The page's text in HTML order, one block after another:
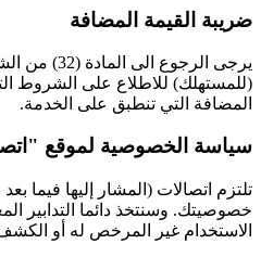
ضريبة‭ ‬القيمة‭ ‬المضافة‬‬‬‬‬‬‬‬‬‬‬‬‬‬‬‬‬‬‬‬‬‬‬‬‬‬‬‬‬‬‬‬‬‬‬‬‬‬‬‬‬‬‬‬‬‬‬‬‬‬‬‬‬‬‬‬‬‬‬‬‬‬‬‬‬‬‬‬‬‬‬‬‬‬‬‬‬‬‬‬‬‬‬‬‬‬‬‬‬‬‬‬‬‬‬‬‬‬
يرجى الرجوع
(للمستهلك) للاطلاع على الشروط
المضافة التي تنطبق على الخدمة.
سياسة الخصوصية لموقع
تلتزم اتصالات (المشار إليها فيما
خصوصيتك. وسنتخذ دائما التدابير
الاستخدام غير المرخص له أو